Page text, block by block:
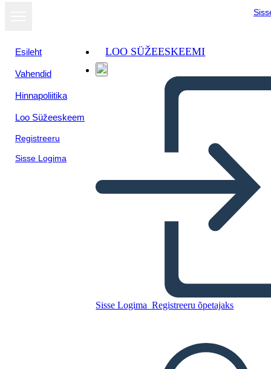
Esileht
Vahendid
Hinnapoliitika
Loo Süžeeskeem
Registreeru
Sisse Logima
LOO SÜŽEESKEEMI
Sisse Logima Registreeru õpetajaks
Fatti del Giorno Della
Camicia Arancione
Kopeerige see süžeeskeemid
LUUA STORYBOARD